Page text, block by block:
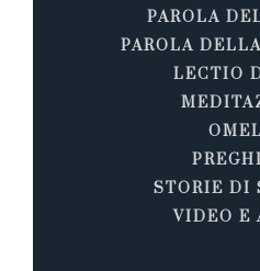
PAROLA
PAROLA
LECTIO
STORIE DI
VIDEO E